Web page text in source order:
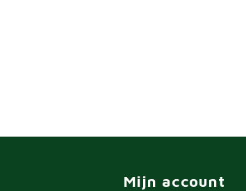
Mijn account